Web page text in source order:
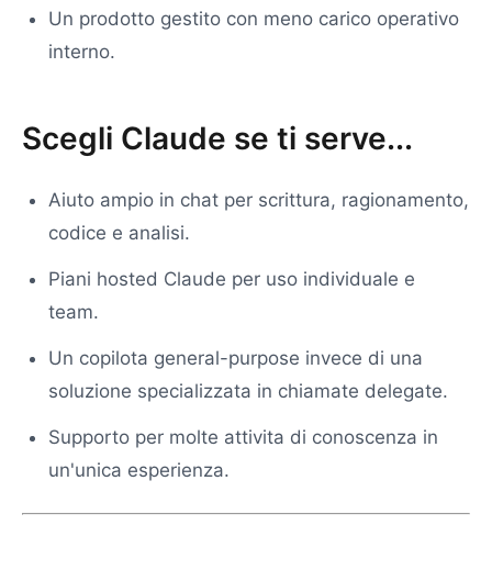
Un prodotto gestito con meno carico operativo
interno.
Scegli Claude se ti serve...
Aiuto ampio in chat per scrittura, ragionamento,
codice e analisi.
Piani hosted Claude per uso individuale e
team.
Un copilota general-purpose invece di una
soluzione specializzata in chiamate delegate.
Supporto per molte attivita di conoscenza in
un'unica esperienza.